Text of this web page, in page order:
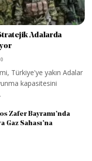
Adalarda
0
Türkiye'ye yakın Adalar
kapasitesini
Zafer Bayramı’nda
Gaz Sahası’na